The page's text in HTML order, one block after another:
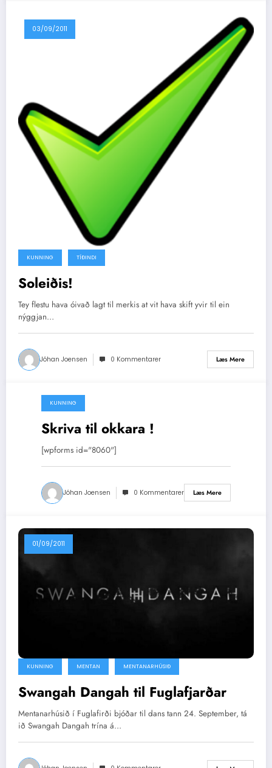
03/09/2011
KUNNING TÍÐINDI
Soleiðis!
Tey flestu hava óivað lagt til merkis at vit hava skift yvir til ein
nýggjan…
Jóhan Joensen 0 Kommentarer Læs Mere
02/09/2011
KUNNING
Skriva til okkara !
[wpforms id="8060"]
Jóhan Joensen 0 Kommentarer Læs Mere
01/09/2011
KUNNING MENTAN MENTANARHÚSIÐ
Swangah Dangah til Fuglafjarðar
Mentanarhúsið í Fuglafirði bjóðar til dans tann 24. September, tá
ið Swangah Dangah trína á…